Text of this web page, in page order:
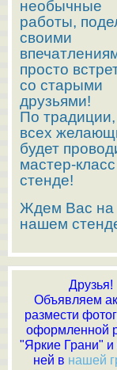
необычные
работы,
своими
просто
со старыми
друзьями!
По
всех
будет
мастер-
стенде!
Ждем Вас на
нашем
Друзья!
Объявляем
размести
оформленной
"Яркие Грани" и
ней в нашей